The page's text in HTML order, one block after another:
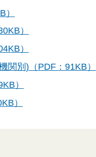
）
）
関別)（PDF：91KB）
）
）